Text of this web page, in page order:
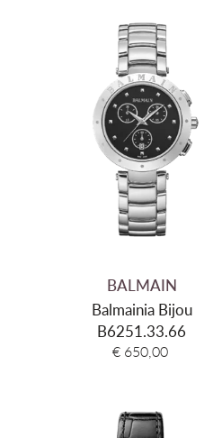
BALMAIN
Balmainia Bijou
B6251.33.66
€ 650,00